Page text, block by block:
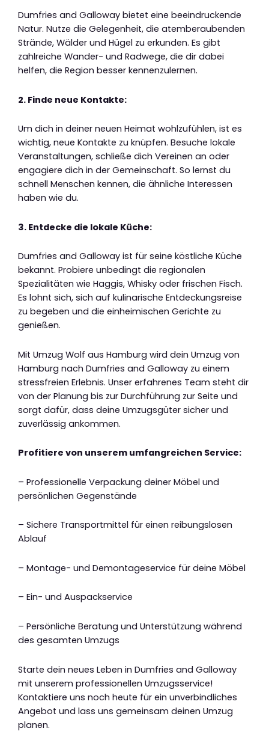
Dumfries and Galloway bietet eine beeindruckende
Natur. Nutze die Gelegenheit, die atemberaubenden
Strände, Wälder und Hügel zu erkunden. Es gibt
zahlreiche Wander- und Radwege, die dir dabei
helfen, die Region besser kennenzulernen.
2. Finde neue Kontakte:
Um dich in deiner neuen Heimat wohlzufühlen, ist es
wichtig, neue Kontakte zu knüpfen. Besuche lokale
Veranstaltungen, schließe dich Vereinen an oder
engagiere dich in der Gemeinschaft. So lernst du
schnell Menschen kennen, die ähnliche Interessen
haben wie du.
3. Entdecke die lokale Küche:
Dumfries and Galloway ist für seine köstliche Küche
bekannt. Probiere unbedingt die regionalen
Spezialitäten wie Haggis, Whisky oder frischen Fisch.
Es lohnt sich, sich auf kulinarische Entdeckungsreise
zu begeben und die einheimischen Gerichte zu
genießen.
Mit Umzug Wolf aus Hamburg wird dein Umzug von
Hamburg nach Dumfries and Galloway zu einem
stressfreien Erlebnis. Unser erfahrenes Team steht dir
von der Planung bis zur Durchführung zur Seite und
sorgt dafür, dass deine Umzugsgüter sicher und
zuverlässig ankommen.
Profitiere von unserem umfangreichen Service:
– Professionelle Verpackung deiner Möbel und
persönlichen Gegenstände
– Sichere Transportmittel für einen reibungslosen
Ablauf
– Montage- und Demontageservice für deine Möbel
– Ein- und Auspackservice
– Persönliche Beratung und Unterstützung während
des gesamten Umzugs
Starte dein neues Leben in Dumfries and Galloway
mit unserem professionellen Umzugsservice!
Kontaktiere uns noch heute für ein unverbindliches
Angebot und lass uns gemeinsam deinen Umzug
planen.